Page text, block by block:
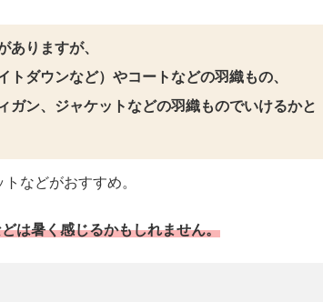
ありますが、
ダウンなど）やコートなどの羽織もの、
ガン、ジャケットなどの羽織ものでいけるかと
などがおすすめ。
は暑く感じるかもしれません。